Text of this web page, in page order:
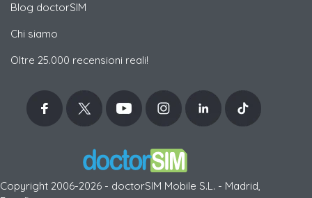
Blog doctorSIM
Chi siamo
Oltre 25.000 recensioni reali!
Copyright 2006-2026 - doctorSIM Mobile S.L. - Madrid,